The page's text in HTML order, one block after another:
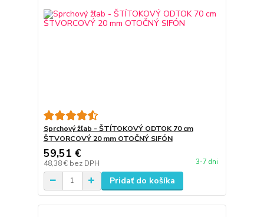
Sprchový žľab - ŠTÍTOKOVÝ ODTOK 70 cm
ŠTVORCOVÝ 20 mm OTOČNÝ SIFÓN
59,51 €
48,38 € bez DPH 3-7 dni
Pridať do košíka